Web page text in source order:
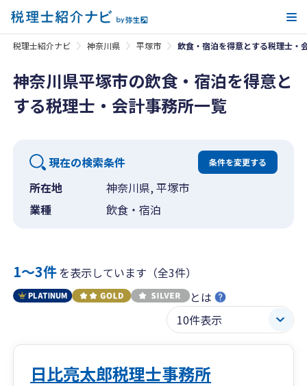
税理士紹介ナビ 神奈川県 平塚市 飲食・宿泊を得意とする税理士・
神奈川県平塚市の飲食・宿泊を得意と
する税理士・会計事務所一覧
現在の検索条件 条件を変更する
所在地
神奈川県, 平塚市
業種
飲食・宿泊
1〜3件を表示しています（全3件）
とは
日比亮太郎税理士事務所